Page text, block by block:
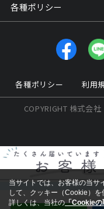
各種ポリシー
各種ポリシー 利用
COPYRIGHT 株式会
当サイトでは、お客様の当サ
して、クッキー（Cookie）を
詳しくは、当社の「Cookieの